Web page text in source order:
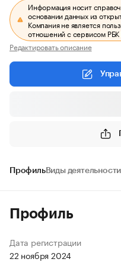
Информация носит
основании данных из
Компания не является
отношений с сервисом РБК
Редактировать описание
ПрофильВиды деятельности
Профиль
Дата регистрации
22 ноября 2024